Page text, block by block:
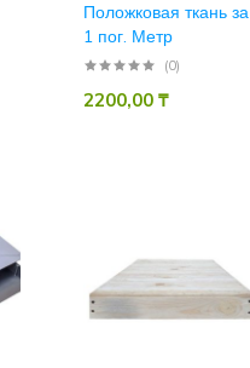
Положковая ткань за
1 пог. Метр
(0)
2200,00 ₸